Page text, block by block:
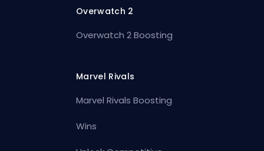
Overwatch 2
Overwatch 2 Boosting
Marvel Rivals
Marvel Rivals Boosting
Wins